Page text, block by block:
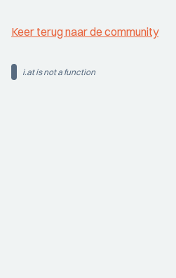
Keer terug naar de community
i.at is not a function